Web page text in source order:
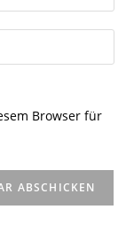
Browser für